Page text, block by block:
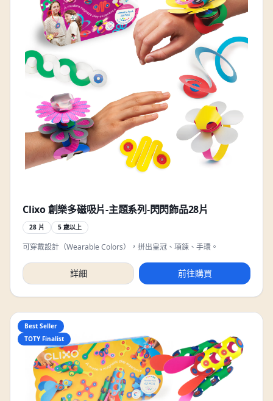
Clixo 創樂多磁吸片-主題系列-閃閃飾品28片
28 片 5 歲以上
可穿戴設計（Wearable Colors），拼出皇冠、項鍊、手環。
詳細 前往購買
Best Seller
TOTY Finalist